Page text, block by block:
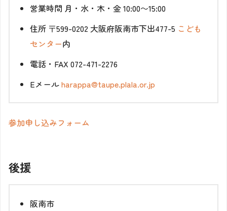
営業時間 月・水・木・金 10:00〜15:00
住所 〒599-0202 大阪府阪南市下出477-5 こども
センター内
電話・FAX 072-471-2276
Eメールharappa@taupe.plala.or.jp
参加申し込みフォーム
後援
阪南市